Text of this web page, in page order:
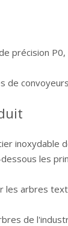
précision
de
inoxydable
les
les arbres
de